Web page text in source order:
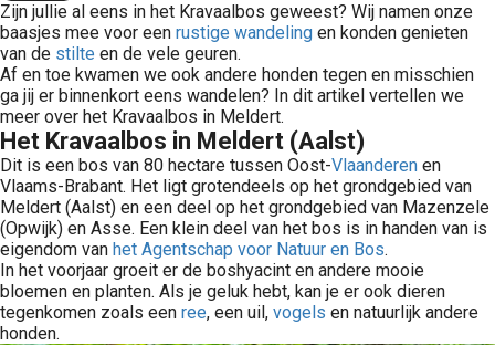
Zijn jullie al eens in het Kravaalbos geweest? Wij namen onze
baasjes mee voor een rustige wandeling en konden genieten
van de stilte en de vele geuren.
Af en toe kwamen we ook andere honden tegen en misschien
ga jij er binnenkort eens wandelen? In dit artikel vertellen we
meer over het Kravaalbos in Meldert.
Het Kravaalbos in Meldert (Aalst)
Dit is een bos van 80 hectare tussen Oost-Vlaanderen en
Vlaams-Brabant. Het ligt grotendeels op het grondgebied van
Meldert (Aalst) en een deel op het grondgebied van Mazenzele
(Opwijk) en Asse. Een klein deel van het bos is in handen van is
eigendom van het Agentschap voor Natuur en Bos.
In het voorjaar groeit er de boshyacint en andere mooie
bloemen en planten. Als je geluk hebt, kan je er ook dieren
tegenkomen zoals een ree, een uil, vogels en natuurlijk andere
honden.